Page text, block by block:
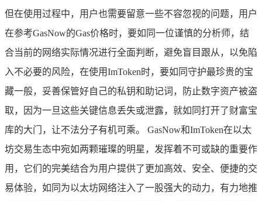
但在使用过程中，用户也需要留意一些不容忽视的问题，用户
在参考GasNow的Gas价格时，要如同一位谨慎的分析师，结
合当前的网络实际情况进行全面判断，避免盲目跟从，以免陷
入不必要的风险，在使用ImToken时，要如同守护最珍贵的宝
藏一般，妥善保管好自己的私钥和助记词，防止数字资产被盗
取，因为一旦这些关键信息丢失或泄露，就如同打开了财富宝
库的大门，让不法分子有机可乘。 GasNow和ImToken在以太
坊交易生态中宛如两颗璀璨的明星，发挥着不可或缺的重要作
用，它们的完美结合为用户提供了更加高效、安全、便捷的交
易体验，如同为以太坊网络注入了一股强大的动力，有力地推